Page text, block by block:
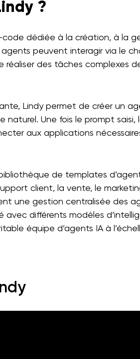
?
dédiée à la création, à la
peuvent interagir via le
réaliser des tâches complexes
Lindy permet de créer un
naturel. Une fois le prompt
aux applications
de templates
client, la vente, le
une gestion centralisée des
différents modèles
équipe d’agents IA à